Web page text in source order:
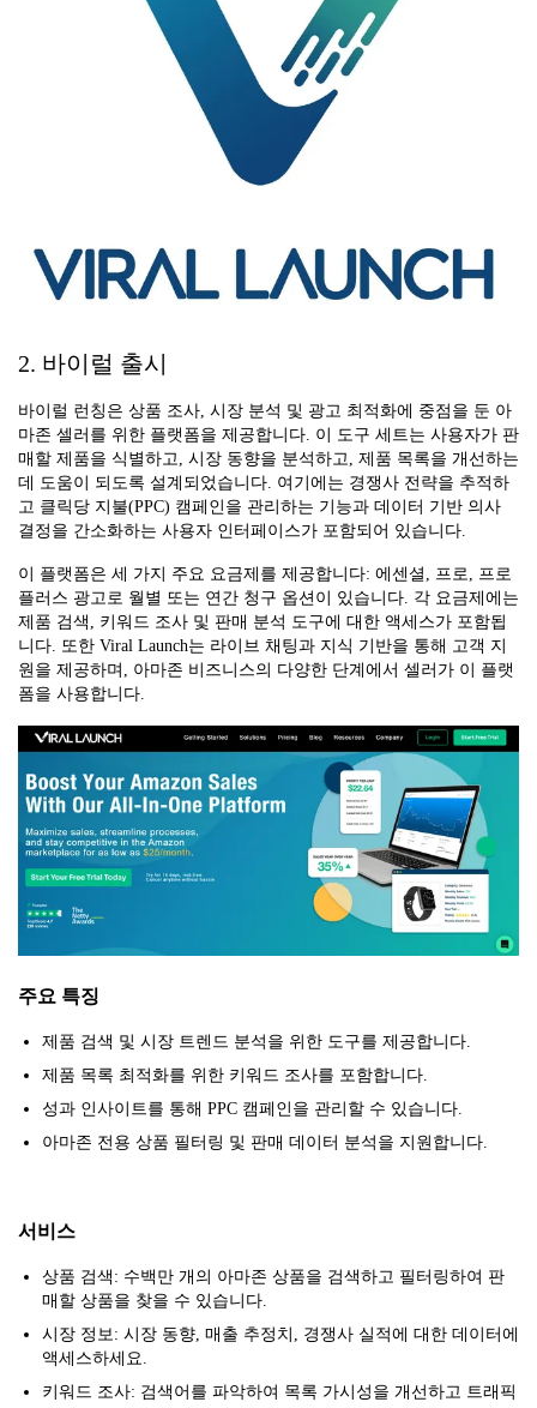
2. 바이럴 출시
바이럴 런칭은 상품 조사, 시장 분석 및 광고 최적화에 중점을 둔 아
마존 셀러를 위한 플랫폼을 제공합니다. 이 도구 세트는 사용자가 판
매할 제품을 식별하고, 시장 동향을 분석하고, 제품 목록을 개선하는
데 도움이 되도록 설계되었습니다. 여기에는 경쟁사 전략을 추적하
고 클릭당 지불(PPC) 캠페인을 관리하는 기능과 데이터 기반 의사
결정을 간소화하는 사용자 인터페이스가 포함되어 있습니다.
이 플랫폼은 세 가지 주요 요금제를 제공합니다: 에센셜, 프로, 프로
플러스 광고로 월별 또는 연간 청구 옵션이 있습니다. 각 요금제에는
제품 검색, 키워드 조사 및 판매 분석 도구에 대한 액세스가 포함됩
니다. 또한 Viral Launch는 라이브 채팅과 지식 기반을 통해 고객 지
원을 제공하며, 아마존 비즈니스의 다양한 단계에서 셀러가 이 플랫
폼을 사용합니다.
주요 특징
제품 검색 및 시장 트렌드 분석을 위한 도구를 제공합니다.
제품 목록 최적화를 위한 키워드 조사를 포함합니다.
성과 인사이트를 통해 PPC 캠페인을 관리할 수 있습니다.
아마존 전용 상품 필터링 및 판매 데이터 분석을 지원합니다.
서비스
상품 검색: 수백만 개의 아마존 상품을 검색하고 필터링하여 판
매할 상품을 찾을 수 있습니다.
시장 정보: 시장 동향, 매출 추정치, 경쟁사 실적에 대한 데이터에
액세스하세요.
키워드 조사: 검색어를 파악하여 목록 가시성을 개선하고 트래픽